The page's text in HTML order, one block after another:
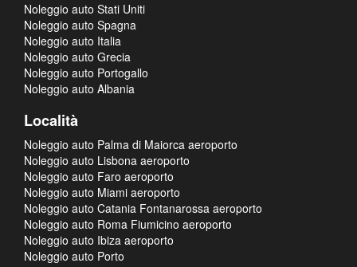
Noleggio auto Stati Uniti
Noleggio auto Spagna
Noleggio auto Italia
Noleggio auto Grecia
Noleggio auto Portogallo
Noleggio auto Albania
Località
Noleggio auto Palma di Maiorca aeroporto
Noleggio auto Lisbona aeroporto
Noleggio auto Faro aeroporto
Noleggio auto Miami aeroporto
Noleggio auto Catania Fontanarossa aeroporto
Noleggio auto Roma Fiumicino aeroporto
Noleggio auto Ibiza aeroporto
Noleggio auto Porto